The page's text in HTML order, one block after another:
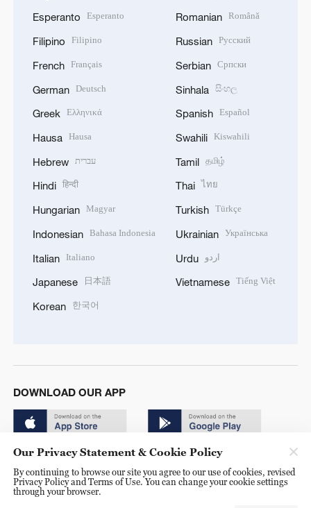
Esperanto Esperanto
Filipino Filipino
French Français
German Deutsch
Greek Ελληνικά
Hausa Hausa
Hebrew עברית
Hindi हिन्दी
Hungarian Magyar
Indonesian Bahasa Indonesia
Italian Italiano
Japanese 日本語
Korean 한국어
Romanian Română
Russian Русский
Serbian Српски
Sinhala සිංහල
Spanish Español
Swahili Kiswahili
Tamil தமிழ்
Thai ไทย
Turkish Türkçe
Ukrainian Українська
Urdu اردو
Vietnamese Tiếng Việt
DOWNLOAD OUR APP
© China Radio International.CRI. All Rights Reserved. 16A
Our Privacy Statement & Cookie Policy
By continuing to browse our site you agree to our use of cookies, revised
Privacy Policy and Terms of Use. You can change your cookie settings
through your browser.